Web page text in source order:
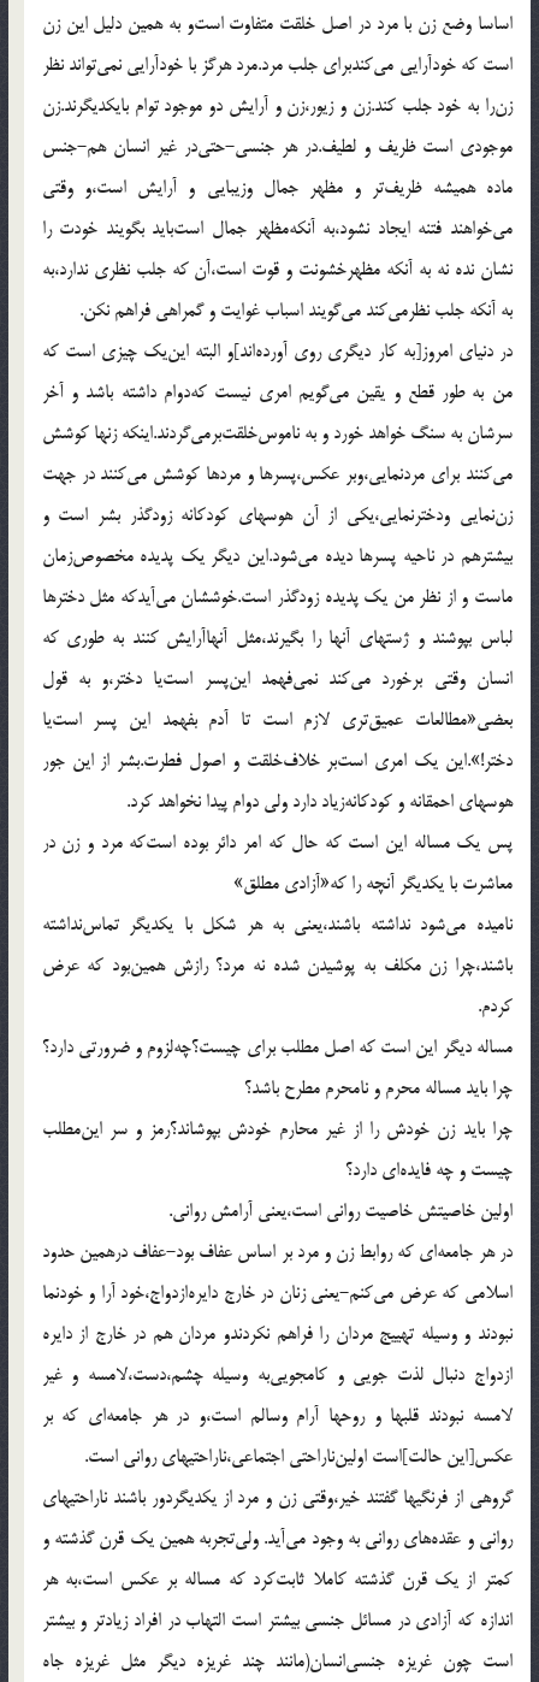
اساسا وضع زن با مرد در اصل خلقت متفاوت است‌و به همین دلیل این زن
است که خودآرایی می‌کندبرای جلب مرد.مرد هرگز با خودآرایی نمی‌تواند نظر
زن‌را به خود جلب کند.زن و زیور،زن و آرایش دو موجود توام بایکدیگرند.زن
موجودی است ظریف و لطیف.در هر جنسی-حتی‌در غیر انسان هم-جنس
ماده همیشه ظریف‌تر و مظهر جمال وزیبایی و آرایش است،و وقتی
می‌خواهند فتنه ایجاد نشود،به آنکه‌مظهر جمال است‌باید بگویند خودت را
نشان نده نه به آنکه مظهرخشونت و قوت است،آن که جلب نظری ندارد،به
به آنکه جلب نظرمی‌کند می‌گویند اسباب غوایت و گمراهی فراهم نکن.
در دنیای امروز[به کار دیگری روی آورده‌اند]و البته این‌یک چیزی است که
من به طور قطع و یقین می‌گویم امری نیست که‌دوام داشته باشد و آخر
سرشان به سنگ خواهد خورد و به ناموس‌خلقت‌برمی‌گردند.اینکه زنها کوشش
می‌کنند برای مردنمایی،وبر عکس،پسرها و مردها کوشش می‌کنند در جهت
زن‌نمایی ودخترنمایی،یکی از آن هوسهای کودکانه زودگذر بشر است و
بیشترهم در ناحیه پسرها دیده می‌شود.این دیگر یک پدیده مخصوص‌زمان
ماست و از نظر من یک پدیده زودگذر است.خوششان می‌آیدکه مثل دخترها
لباس بپوشند و ژستهای آنها را بگیرند،مثل آنهاآرایش کنند به طوری که
انسان وقتی برخورد می‌کند نمی‌فهمد این‌پسر است‌یا دختر،و به قول
بعضی‌«مطالعات عمیق‌تری لازم است تا آدم بفهمد این پسر است‌یا
دختر!».این یک امری است‌بر خلاف‌خلقت و اصول فطرت.بشر از این جور
هوسهای احمقانه و کودکانه‌زیاد دارد ولی دوام پیدا نخواهد کرد.
پس یک مساله این است که حال که امر دائر بوده است‌که مرد و زن در
معاشرت با یکدیگر آنچه را که‌«آزادی مطلق‌»
نامیده می‌شود نداشته باشند،یعنی به هر شکل با یکدیگر تماس‌نداشته
باشند،چرا زن مکلف به پوشیدن شده نه مرد؟ رازش همین‌بود که عرض
کردم.
مساله دیگر این است که اصل مطلب برای چیست؟چه‌لزوم و ضرورتی دارد؟
چرا باید مساله محرم و نامحرم مطرح باشد؟
چرا باید زن خودش را از غیر محارم خودش بپوشاند؟رمز و سر این‌مطلب
چیست و چه فایده‌ای دارد؟
اولین خاصیتش خاصیت روانی است،یعنی آرامش روانی.
در هر جامعه‌ای که روابط زن و مرد بر اساس عفاف بود-عفاف درهمین حدود
اسلامی که عرض می‌کنم-یعنی زنان در خارج دایره‌ازدواج،خود آرا و خودنما
نبودند و وسیله تهییج مردان را فراهم نکردندو مردان هم در خارج از دایره
ازدواج دنبال لذت جویی و کامجویی‌به وسیله چشم،دست،لامسه و غیر
لامسه نبودند قلبها و روحها آرام وسالم است،و در هر جامعه‌ای که بر
عکس[این حالت]است اولین‌ناراحتی اجتماعی،ناراحتیهای روانی است.
گروهی از فرنگیها گفتند خیر،وقتی زن و مرد از یکدیگردور باشند ناراحتیهای
روانی و عقده‌های روانی به وجود می‌آید. ولی‌تجربه همین یک قرن گذشته و
کمتر از یک قرن گذشته کاملا ثابت‌کرد که مساله بر عکس است،به هر
اندازه که آزادی در مسائل جنسی بیشتر است التهاب در افراد زیادتر و بیشتر
است چون غریزه جنسی‌انسان(مانند چند غریزه دیگر مثل غریزه جاه